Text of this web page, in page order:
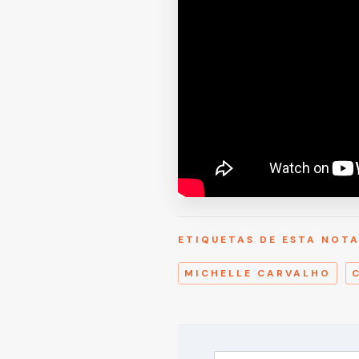
ETIQUETAS DE ESTA NOTA
MICHELLE CARVALHO